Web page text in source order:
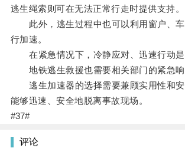
逃生绳索则可在无法正常行走时提供支持。
此外，逃生过程中也可以利用窗户、车
行加速。
在紧急情况下，冷静应对、迅速行动是
地铁逃生救援也需要相关部门的紧急响
逃生加速器的选择需要兼顾实用性和安
能够迅速、安全地脱离事故现场。
#37#
评论